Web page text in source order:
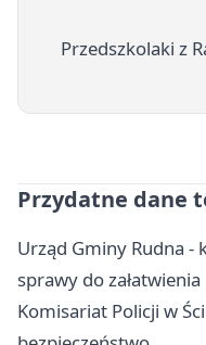
Przedszkolaki z
Przydatne dane
Urząd Gminy Rudna -
sprawy do załatwienia
Komisariat Policji w